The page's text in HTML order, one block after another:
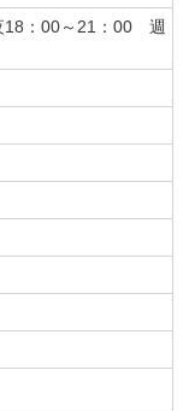
：00～21：00 週